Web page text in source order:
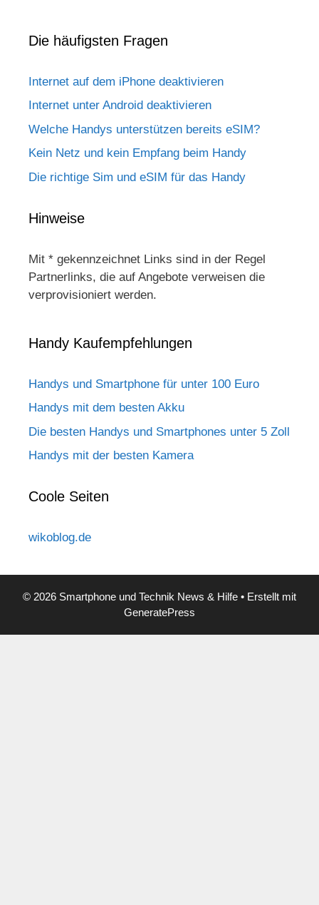
Die häufigsten Fragen
Internet auf dem iPhone deaktivieren
Internet unter Android deaktivieren
Welche Handys unterstützen bereits eSIM?
Kein Netz und kein Empfang beim Handy
Die richtige Sim und eSIM für das Handy
Hinweise
Mit * gekennzeichnet Links sind in der Regel
Partnerlinks, die auf Angebote verweisen die
verprovisioniert werden.
Handy Kaufempfehlungen
Handys und Smartphone für unter 100 Euro
Handys mit dem besten Akku
Die besten Handys und Smartphones unter 5 Zoll
Handys mit der besten Kamera
Coole Seiten
wikoblog.de
© 2026 Smartphone und Technik News & Hilfe • Erstellt mit
GeneratePress